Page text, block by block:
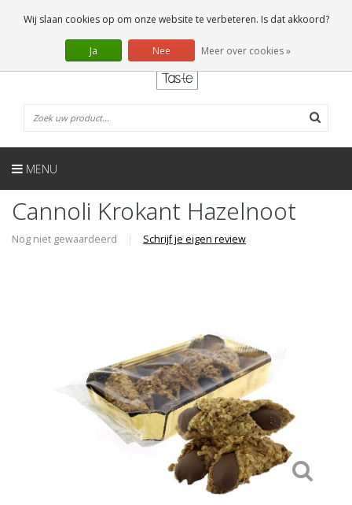
0 Artikelen
NL
MENU
Cannoli Krokant Hazelnoot
Nog niet gewaardeerd | Schrijf je eigen review
Wij slaan cookies op om onze website te verbeteren. Is dat akkoord?
Ja Nee Meer over cookies »